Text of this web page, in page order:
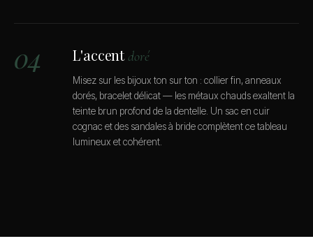
04 L'accentdoré
Misez sur les bijoux ton sur ton : collier fin, anneaux
dorés, bracelet délicat — les métaux chauds exaltent la
teinte brun profond de la dentelle. Un sac en cuir
cognac et des sandales à bride complètent ce tableau
lumineux et cohérent.